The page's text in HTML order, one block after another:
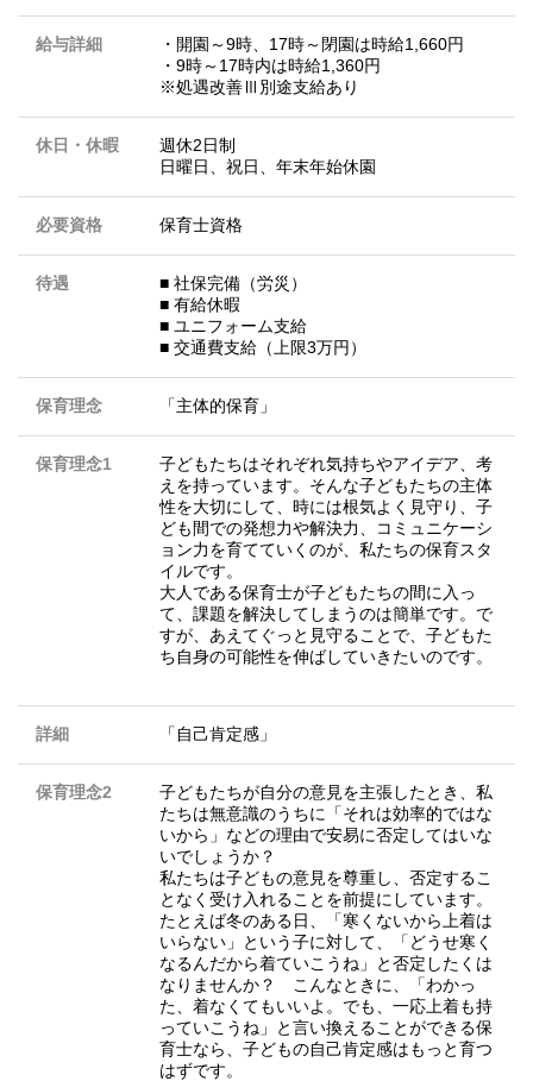
給与詳細
・開園～9時、17時～閉園は時給1,660円
・9時～17時内は時給1,360円
※処遇改善Ⅲ別途支給あり
休日・休暇
週休2日制
日曜日、祝日、年末年始休園
必要資格 保育士資格
待遇
■ 社保完備（労災）
■ 有給休暇
■ ユニフォーム支給
■ 交通費支給（上限3万円）
保育理念 「主体的保育」
保育理念1
子どもたちはそれぞれ気持ちやアイデア、考
えを持っています。そんな子どもたちの主体
性を大切にして、時には根気よく見守り、子
ども間での発想力や解決力、コミュニケーシ
ョン力を育てていくのが、私たちの保育スタ
イルです。
大人である保育士が子どもたちの間に入っ
て、課題を解決してしまうのは簡単です。で
すが、あえてぐっと見守ることで、子どもた
ち自身の可能性を伸ばしていきたいのです。
詳細 「自己肯定感」
保育理念2
子どもたちが自分の意見を主張したとき、私
たちは無意識のうちに「それは効率的ではな
いから」などの理由で安易に否定してはいな
いでしょうか？
私たちは子どもの意見を尊重し、否定するこ
となく受け入れることを前提にしています。
たとえば冬のある日、「寒くないから上着は
いらない」という子に対して、「どうせ寒く
なるんだから着ていこうね」と否定したくは
なりませんか？ こんなときに、「わかっ
た、着なくてもいいよ。でも、一応上着も持
っていこうね」と言い換えることができる保
育士なら、子どもの自己肯定感はもっと育つ
はずです。